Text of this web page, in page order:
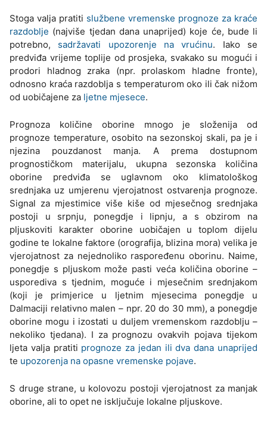
Stoga valja pratiti službene vremenske prognoze za kraće
razdoblje (najviše tjedan dana unaprijed) koje će, bude li
potrebno, sadržavati upozorenje na vrućinu. Iako se
predviđa vrijeme toplije od prosjeka, svakako su mogući i
prodori hladnog zraka (npr. prolaskom hladne fronte),
odnosno kraća razdoblja s temperaturom oko ili čak nižom
od uobičajene za ljetne mjesece.
Prognoza količine oborine mnogo je složenija od
prognoze temperature, osobito na sezonskoj skali, pa je i
njezina pouzdanost manja. A prema dostupnom
prognostičkom materijalu, ukupna sezonska količina
oborine predviđa se uglavnom oko klimatološkog
srednjaka uz umjerenu vjerojatnost ostvarenja prognoze.
Signal za mjestimice više kiše od mjesečnog srednjaka
postoji u srpnju, ponegdje i lipnju, a s obzirom na
pljuskoviti karakter oborine uobičajen u toplom dijelu
godine te lokalne faktore (orografija, blizina mora) velika je
vjerojatnost za nejednoliko raspoređenu oborinu. Naime,
ponegdje s pljuskom može pasti veća količina oborine –
usporediva s tjednim, moguće i mjesečnim srednjakom
(koji je primjerice u ljetnim mjesecima ponegdje u
Dalmaciji relativno malen – npr. 20 do 30 mm), a ponegdje
oborine mogu i izostati u duljem vremenskom razdoblju –
nekoliko tjedana). I za prognozu ovakvih pojava tijekom
ljeta valja pratiti prognoze za jedan ili dva dana unaprijed
te upozorenja na opasne vremenske pojave.
S druge strane, u kolovozu postoji vjerojatnost za manjak
oborine, ali to opet ne isključuje lokalne pljuskove.